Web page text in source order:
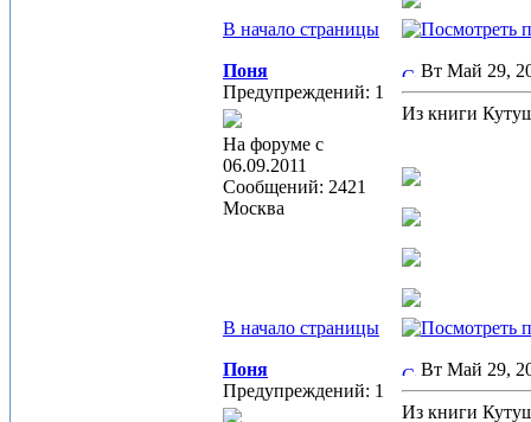
В начало страницы
Поня
Предупреждений: 1
На форуме с
06.09.2011
Сообщений: 2421
Москва
Вт Май 29,
Из книги
В начало страницы
Поня
Предупреждений: 1
Вт Май 29,
Из книги